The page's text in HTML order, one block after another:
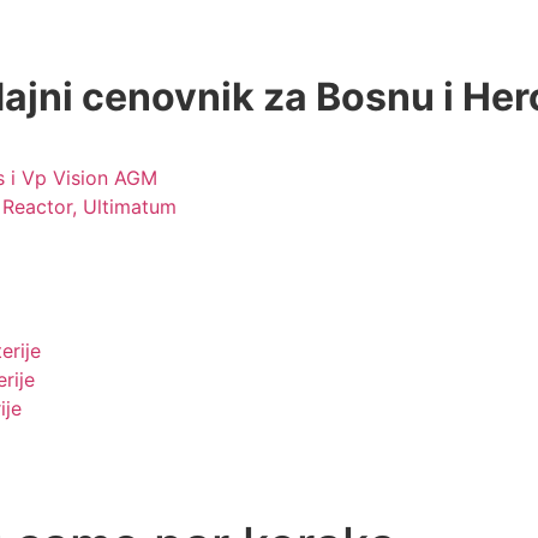
cenovnik za Bosnu i
i Vp Vision AGM
Ultimatum